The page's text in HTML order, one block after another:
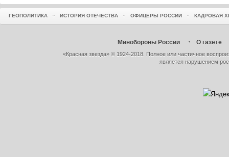
ГЕОПОЛИТИКА ИСТОРИЯ ОТЕЧЕСТВА ОФИЦЕРЫ РОССИИ КАДРОВАЯ
Минобороны России О газете
«Красная звезда» © 1924-2018. Полное или частичное
является нарушением